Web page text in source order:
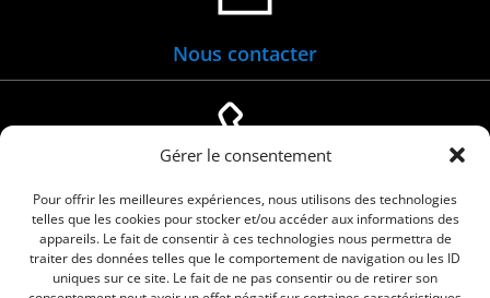
Gérer le consentement
Pour offrir les meilleures expériences, nous utilisons des technologies
telles que les cookies pour stocker et/ou accéder aux informations des
appareils. Le fait de consentir à ces technologies nous permettra de
traiter des données telles que le comportement de navigation ou les ID
uniques sur ce site. Le fait de ne pas consentir ou de retirer son
Nous contacter
04 66 88 01 05